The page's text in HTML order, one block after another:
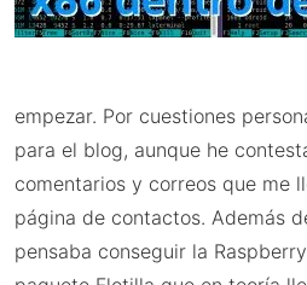
empezar. Por cuestiones
para el blog, aunque he
comentarios y correos que me
página de contactos. Además
pensaba conseguir la